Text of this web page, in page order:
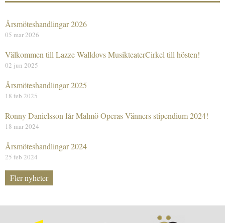
Årsmöteshandlingar 2026
05 mar 2026
Välkommen till Lazze Walldovs MusikteaterCirkel till hösten!
02 jun 2025
Årsmöteshandlingar 2025
18 feb 2025
Ronny Danielsson får Malmö Operas Vänners stipendium 2024!
18 mar 2024
Årsmöteshandlingar 2024
25 feb 2024
Fler nyheter